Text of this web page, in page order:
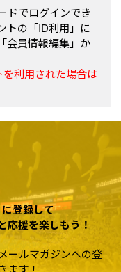
ドでログインでき
トの「ID利用」に
会員情報編集」か
利用された場合は
登録して
応援を楽しもう！
ールマガジンへの登
ます！